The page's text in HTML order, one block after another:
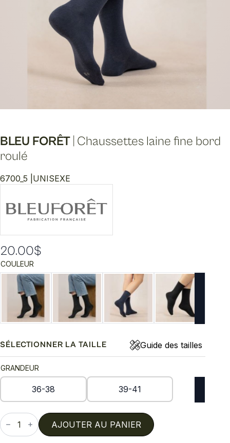
BLEU FORÊT Chaussettes laine fine bord
roulé
6700_5 | UNISEXE
20.00$
COULEUR
SÉLECTIONNER LA TAILLE Guide des tailles
GRANDEUR
36-38 39-41
quantité
de
Chaussettes
AJOUTER AU PANIER